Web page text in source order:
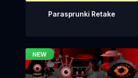
Parasprunki Retake